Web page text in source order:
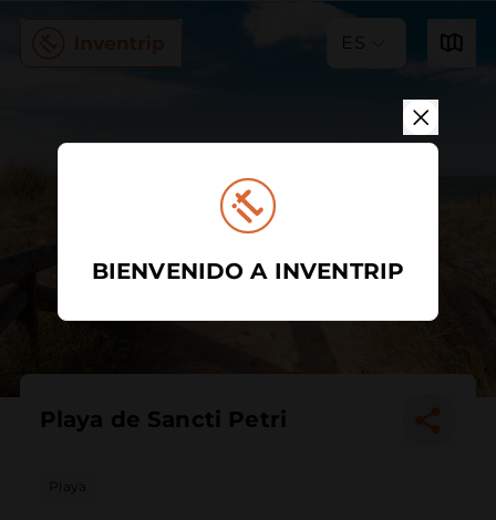
ES
Playa de Sancti Petri
Playa
BIENVENIDO A INVENTRIP